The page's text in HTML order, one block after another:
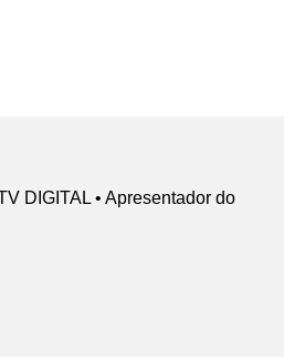
DIGITAL • Apresentador do